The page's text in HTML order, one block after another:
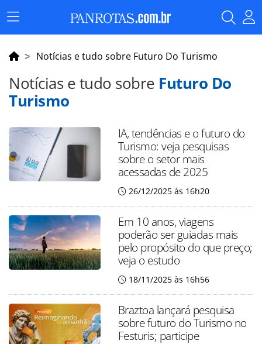
Menu
Principal
Notícias e tudo sobre Futuro Do Turismo
Notícias e tudo sobre Futuro Do
Turismo
IA, tendências e o futuro do
Turismo: veja pesquisas
sobre o setor mais
acessadas de 2025
26/12/2025 às 16h20
Em 10 anos, viagens
poderão ser guiadas mais
pelo propósito do que preço;
veja o estudo
18/11/2025 às 16h56
Braztoa lançará pesquisa
sobre futuro do Turismo no
Festuris; participe